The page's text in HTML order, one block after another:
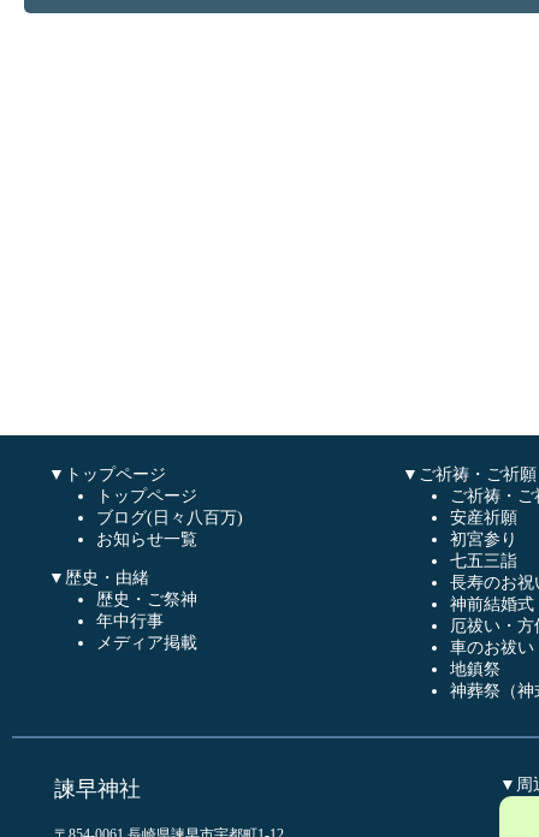
▼トップページ
トップページ
ブログ(日々八百万)
お知らせ一覧
▼歴史・由緒
歴史・ご祭神
年中行事
メディア掲載
▼ご祈祷・ご祈願
ご祈祷・
安産祈願
初宮参り
七五三詣
長寿のお祝
神前結婚式
厄祓い・方
車のお祓い
地鎮祭
神葬祭（神
諫早神社 ▼周